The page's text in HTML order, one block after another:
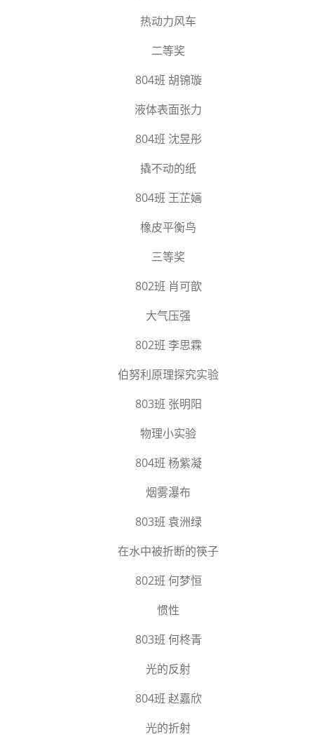
热动力风车
二等奖
804班 胡锦璇
液体表面张力
804班 沈昱彤
撬不动的纸
804班 王芷婳
橡皮平衡鸟
三等奖
802班 肖可歆
大气压强
802班 李思霖
伯努利原理探究实验
803班 张明阳
物理小实验
804班 杨紫凝
烟雾瀑布
803班 袁洲绿
在水中被折断的筷子
802班 何梦恒
惯性
803班 何柊青
光的反射
804班 赵嘉欣
光的折射